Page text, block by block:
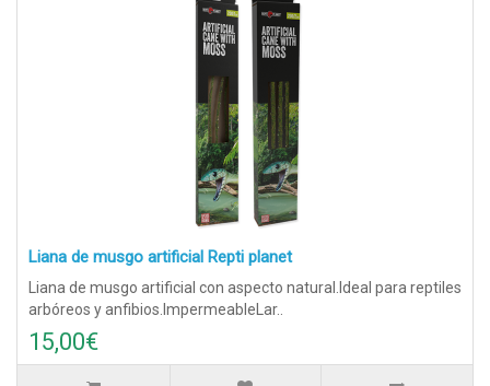
Liana de musgo artificial Repti planet
Liana de musgo artificial con aspecto natural.Ideal para reptiles
arbóreos y anfibios.ImpermeableLar..
15,00€